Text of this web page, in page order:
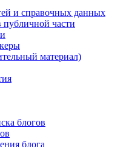
и справочных данных
части
материал)
блогов
блога